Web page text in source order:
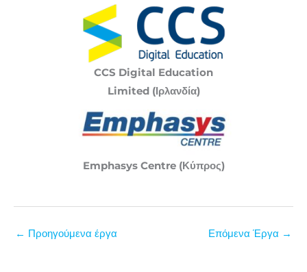
CCS Digital Education
Limited (Ιρλανδία)
Emphasys Centre (Κύπρος)
← Προηγούμενα έργα Επόμενα Έργα →